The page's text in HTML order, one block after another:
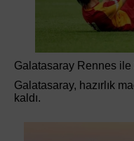
Galatasaray Rennes ile
Galatasaray, hazırlık
kaldı.